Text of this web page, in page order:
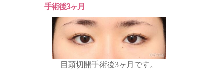
手術後3ヶ月
目頭切開手術後3ヶ月です。